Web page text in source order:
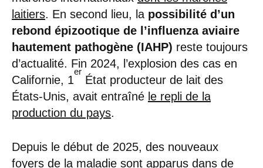
laitiers. En second lieu, la possibilité d’un
rebond épizootique de l’influenza aviaire
hautement pathogène (IAHP) reste toujours
d’actualité. Fin 2024, l’explosion des cas en
Californie, 1
er
État producteur de lait des
États-Unis, avait entraîné le repli de la
production du pays.
Depuis le début de 2025, des nouveaux
foyers de la maladie sont apparus dans de